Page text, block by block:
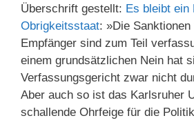
Überschrift gestellt: Es bleibt ein
Obrigkeitsstaat: »Die
Empfänger sind zum Teil
einem grundsätzlichen Nein hat
Verfassungsgericht zwar nicht
Aber auch so ist das Karlsruher
schallende Ohrfeige für die